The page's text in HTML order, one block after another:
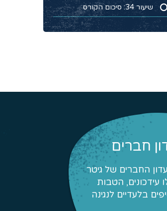
שיעור 34: סיכום הקורס
חברים
החברים של גיטר
עידכונים, הטבות
בלעדיים לנגינה